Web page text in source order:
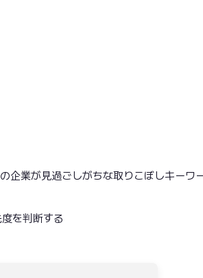
企業が見過ごしがちな取りこぼしキーワ
を判断する